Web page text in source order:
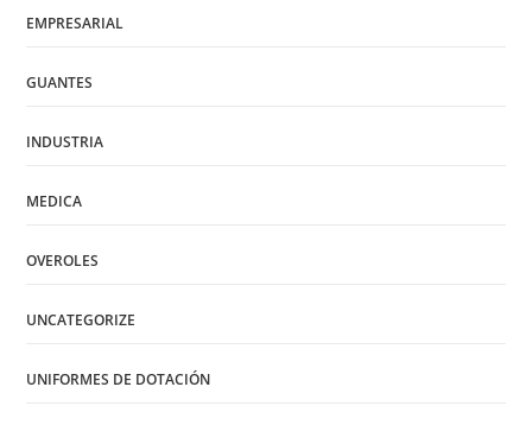
EMPRESARIAL
GUANTES
INDUSTRIA
MEDICA
OVEROLES
UNCATEGORIZE
UNIFORMES DE DOTACIÓN